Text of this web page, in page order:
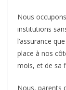
Nous
institutions
l’assurance
place à nos
mois, et de sa
Nous, parents